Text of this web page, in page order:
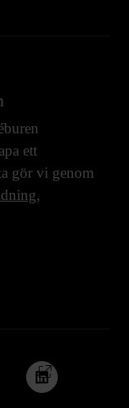
ett
gör vi genom
,
Följ
oss